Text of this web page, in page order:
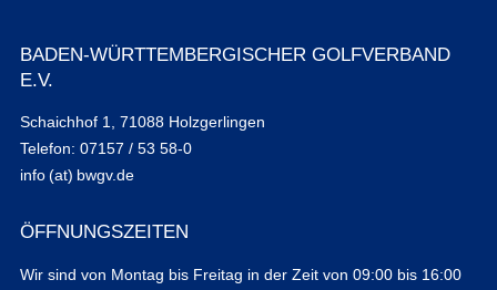
BADEN-WÜRTTEMBERGISCHER GOLFVERBAND
E.V.
Schaichhof 1, 71088 Holzgerlingen
Telefon: 07157 / 53 58-0
info (at) bwgv.de
ÖFFNUNGSZEITEN
Wir sind von Montag bis Freitag in der Zeit von 09:00 bis 16:00